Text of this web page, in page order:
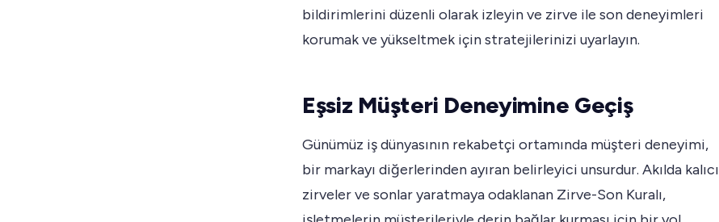
bildirimlerini düzenli olarak izleyin ve zirve ile son deneyimleri
korumak ve yükseltmek için stratejilerinizi uyarlayın.
Eşsiz Müşteri Deneyimine Geçiş
Günümüz iş dünyasının rekabetçi ortamında müşteri deneyimi,
bir markayı diğerlerinden ayıran belirleyici unsurdur. Akılda kalıcı
zirveler ve sonlar yaratmaya odaklanan Zirve-Son Kuralı,